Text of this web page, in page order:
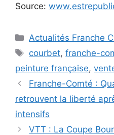
Source:
Catégories
Actualités Franche
Étiquettes
courbet,franche-
peinture française,
Franche-Comté :
retrouvent la liberté
intensifs
VTT : La Coupe